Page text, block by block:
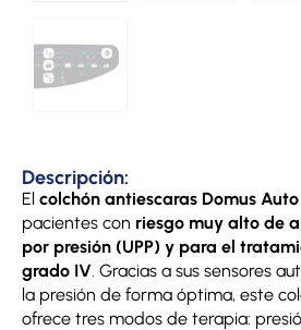
Descripción:
El colchón antiescaras Domus Auto
pacientes con riesgo muy alto de
por presión (UPP) y para el
grado IV. Gracias a sus sensores
la presión de forma óptima, este
ofrece tres modos de terapia: